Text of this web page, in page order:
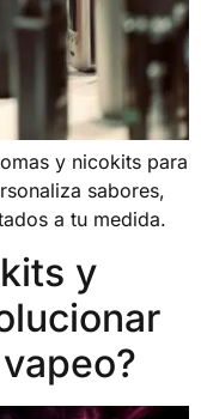
y nicokits para
sabores,
a tu medida.
y